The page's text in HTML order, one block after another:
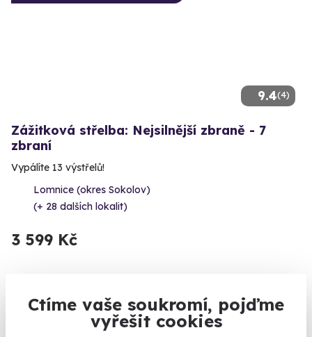
Ctíme vaše soukromí, pojďme
vyřešit cookies
9.4(4)
Zážitková střelba: Nejsilnější zbraně - 7
zbraní
Vypálíte 13 výstřelů!
Lomnice (okres Sokolov)
(+ 28 dalších lokalit)
3 599 Kč
Volný termín už 10. 08. 2026